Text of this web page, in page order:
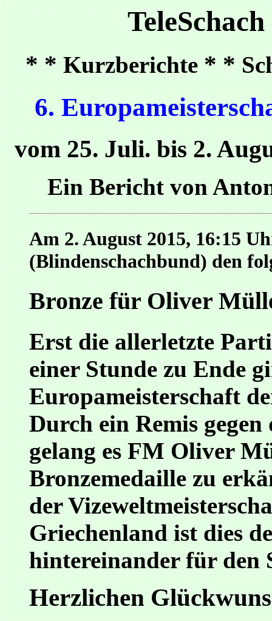
* *Kurzberichte* *
6.
vom 25. Juli. bis 2.
Ein Bericht von
Am 2. August 2015, 16:15
(Blindenschachbund) den
Bronze für Oliver
Erst die allerletzte
einer Stunde zu Ende
Europameisterschaft
Durch ein Remis
gelang es FM Oliver
Bronzemedaille zu
der
Griechenland ist dies
hintereinander für den
Herzlichen